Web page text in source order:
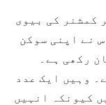
کمشنر کی بیوی
نے اپنی سوکن
رکھی ہے۔
وہیں ایک عدد
کیونکہ انہیں